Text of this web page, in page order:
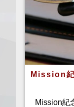
Mission
Mission紀